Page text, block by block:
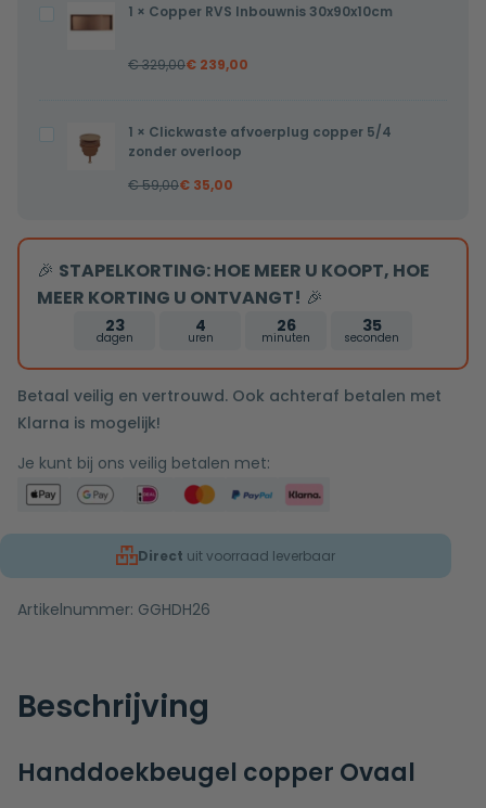
728W
Copper
Inbouwnis
1 × Copper RVS Inbouwnis 30x90x10cm
€329,00€ 239,00
Clickwaste
afvoerplug
zonder
overloop
1 × Clickwaste afvoerplug copper 5/4
zonder overloop
€59,00€ 35,00
🎉 STAPELKORTING: HOE MEER U KOOPT, HOE
MEER KORTING U ONTVANGT! 🎉
23
dagen
4
uren
26
minuten
34
seconden
Betaal veilig en vertrouwd. Ook achteraf betalen met
Klarna is mogelijk!
Je kunt bij ons veilig betalen met:
Direct uit voorraad leverbaar
Artikelnummer: GGHDH26
Beschrijving
Handdoekbeugel copper Ovaal